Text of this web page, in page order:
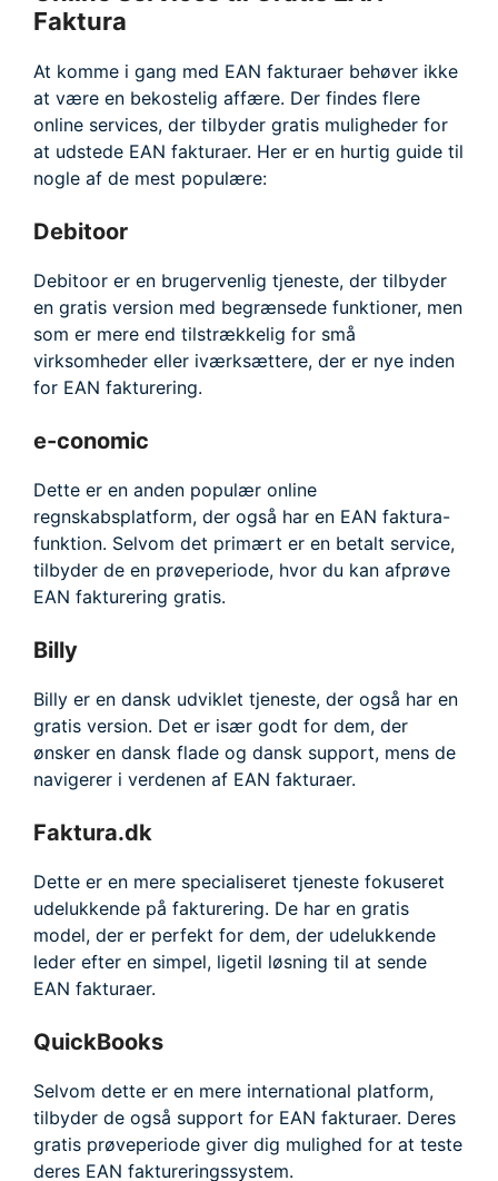
Faktura
At komme i gang med EAN fakturaer behøver ikke
at være en bekostelig affære. Der findes flere
online services, der tilbyder gratis muligheder for
at udstede EAN fakturaer. Her er en hurtig guide til
nogle af de mest populære:
Debitoor
Debitoor er en brugervenlig tjeneste, der tilbyder
en gratis version med begrænsede funktioner, men
som er mere end tilstrækkelig for små
virksomheder eller iværksættere, der er nye inden
for EAN fakturering.
e-conomic
Dette er en anden populær online
regnskabsplatform, der også har en EAN faktura-
funktion. Selvom det primært er en betalt service,
tilbyder de en prøveperiode, hvor du kan afprøve
EAN fakturering gratis.
Billy
Billy er en dansk udviklet tjeneste, der også har en
gratis version. Det er især godt for dem, der
ønsker en dansk flade og dansk support, mens de
navigerer i verdenen af EAN fakturaer.
Faktura.dk
Dette er en mere specialiseret tjeneste fokuseret
udelukkende på fakturering. De har en gratis
model, der er perfekt for dem, der udelukkende
leder efter en simpel, ligetil løsning til at sende
EAN fakturaer.
QuickBooks
Selvom dette er en mere international platform,
tilbyder de også support for EAN fakturaer. Deres
gratis prøveperiode giver dig mulighed for at teste
deres EAN faktureringssystem.